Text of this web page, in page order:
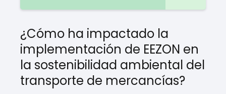
¿Cómo ha impactado la
implementación de EEZON en
la sostenibilidad ambiental del
transporte de mercancías?